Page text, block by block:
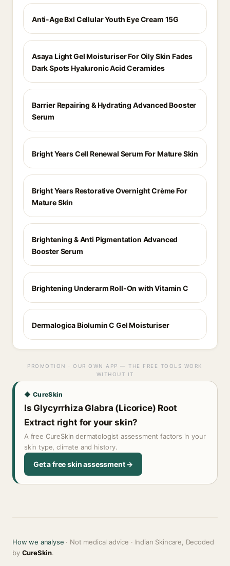
Anti-Age Bxl Cellular Youth Eye Cream 15G
Asaya Light Gel Moisturiser For Oily Skin Fades
Dark Spots Hyaluronic Acid Ceramides
Barrier Repairing & Hydrating Advanced Booster
Serum
Bright Years Cell Renewal Serum For Mature Skin
Bright Years Restorative Overnight Crème For
Mature Skin
Brightening & Anti Pigmentation Advanced
Booster Serum
Brightening Underarm Roll-On with Vitamin C
Dermalogica Biolumin C Gel Moisturiser
PROMOTION · OUR OWN APP — THE FREE TOOLS WORK
WITHOUT IT
◆ CureSkin
Is Glycyrrhiza Glabra (Licorice) Root
Extract right for your skin?
A free CureSkin dermatologist assessment factors in your
skin type, climate and history.
Get a free skin assessment →
How we analyse · Not medical advice · Indian Skincare, Decoded
by CureSkin.